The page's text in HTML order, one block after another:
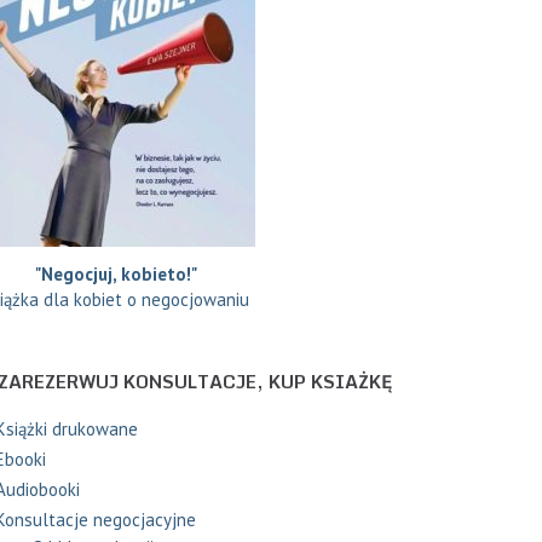
"Negocjuj, kobieto!"
dla kobiet o negocjowaniu
KONSULTACJE, KUP KSIAŻKĘ
drukowane
negocjacyjne